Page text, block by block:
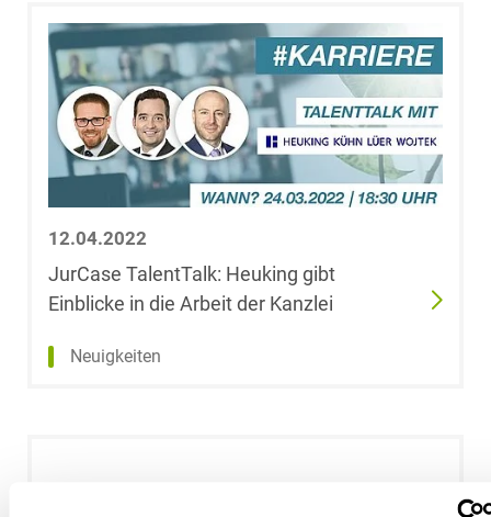
12.04.2022
JurCase TalentTalk: Heuking gibt
Einblicke in die Arbeit der Kanzlei
Neuigkeiten